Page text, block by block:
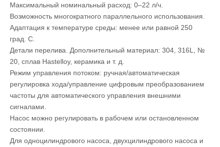
Максимальный номинальный расход: 0–22 л/ч.
Возможность многократного параллельного использования.
Адаптация к температуре среды: менее или равной 250
град. C.
Детали перелива. Дополнительный материал: 304, 316L, №
20, сплав Hastelloy, керамика и т. д.
Режим управления потоком: ручная/автоматическая
регулировка хода/управление цифровым преобразованием
частоты для автоматического управления внешними
сигналами.
Насос можно регулировать в рабочем или остановленном
состоянии.
Для одноцилиндрового насоса, двухцилиндрового насоса и